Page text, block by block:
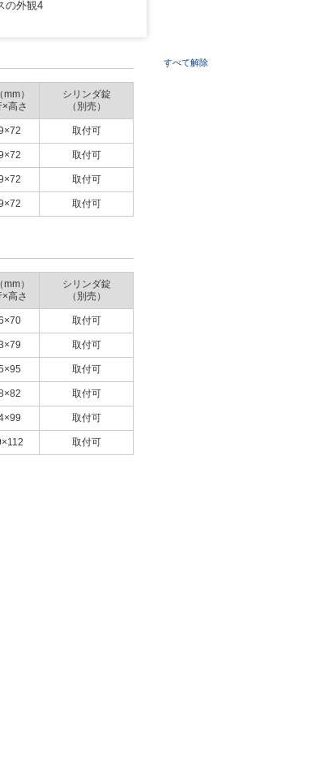
の外観4
）
高さ
シリンダ錠
（別売）
取付可
取付可
取付可
取付可
）
高さ
シリンダ錠
（別売）
取付可
取付可
取付可
取付可
取付可
取付可
すべて解除